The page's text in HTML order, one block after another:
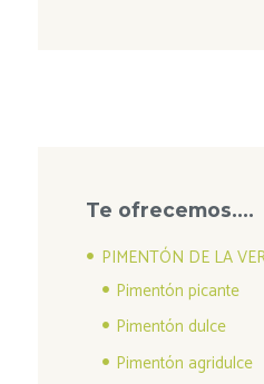
Te ofrecemos….
PIMENTÓN DE LA
Pimentón picante
Pimentón dulce
Pimentón agridulce